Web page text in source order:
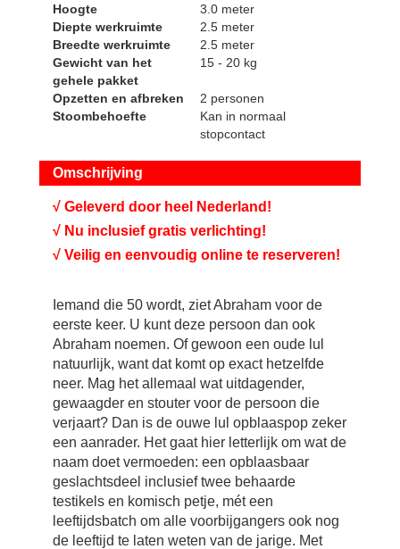
Hoogte
3.0 meter
Diepte werkruimte
2.5 meter
Breedte werkruimte
2.5 meter
Gewicht van het
gehele pakket
15 - 20 kg
Opzetten en afbreken
2 personen
Stoombehoefte
Kan in normaal
stopcontact
Omschrijving
√ Geleverd door heel Nederland!
√ Nu inclusief gratis verlichting!
√ Veilig en eenvoudig online te reserveren!
Iemand die 50 wordt, ziet Abraham voor de
eerste keer. U kunt deze persoon dan ook
Abraham noemen. Of gewoon een oude lul
natuurlijk, want dat komt op exact hetzelfde
neer. Mag het allemaal wat uitdagender,
gewaagder en stouter voor de persoon die
verjaart? Dan is de ouwe lul opblaaspop zeker
een aanrader. Het gaat hier letterlijk om wat de
naam doet vermoeden: een opblaasbaar
geslachtsdeel inclusief twee behaarde
testikels en komisch petje, mét een
leeftijdsbatch om alle voorbijgangers ook nog
de leeftijd te laten weten van de jarige. Met